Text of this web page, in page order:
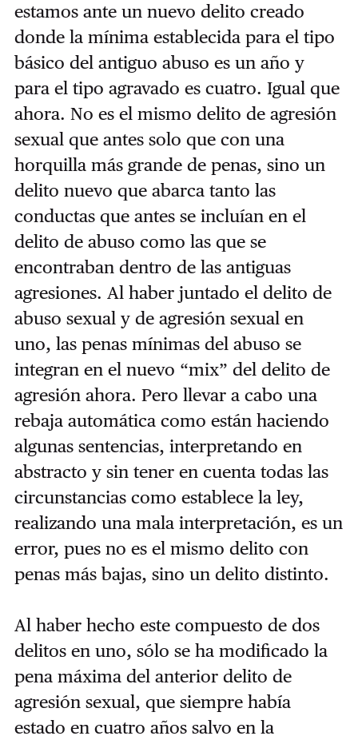
estamos ante un nuevo delito creado
donde la mínima establecida para el tipo
básico del antiguo abuso es un año y
para el tipo agravado es cuatro. Igual que
ahora. No es el mismo delito de agresión
sexual que antes solo que con una
horquilla más grande de penas, sino un
delito nuevo que abarca tanto las
conductas que antes se incluían en el
delito de abuso como las que se
encontraban dentro de las antiguas
agresiones. Al haber juntado el delito de
abuso sexual y de agresión sexual en
uno, las penas mínimas del abuso se
integran en el nuevo “mix” del delito de
agresión ahora. Pero llevar a cabo una
rebaja automática como están haciendo
algunas sentencias, interpretando en
abstracto y sin tener en cuenta todas las
circunstancias como establece la ley,
realizando una mala interpretación, es un
error, pues no es el mismo delito con
penas más bajas, sino un delito distinto.
Al haber hecho este compuesto de dos
delitos en uno, sólo se ha modificado la
pena máxima del anterior delito de
agresión sexual, que siempre había
estado en cuatro años salvo en la